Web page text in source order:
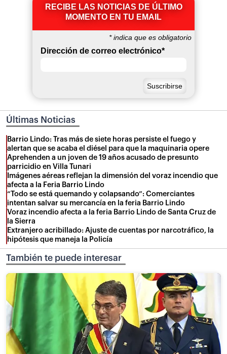
RECIBE LAS NOTICIAS DE ÚLTIMO
MOMENTO EN TU EMAIL
*indica que es obligatorio
Dirección de correo electrónico*
Últimas Noticias
Barrio Lindo: Tras más de siete horas persiste el fuego y
alertan que se acaba el diésel para que la maquinaria opere
Aprehenden a un joven de 19 años acusado de presunto
parricidio en Villa Tunari
Imágenes aéreas reflejan la dimensión del voraz incendio que
afecta a la Feria Barrio Lindo
“Todo se está quemando y colapsando”: Comerciantes
intentan salvar su mercancía en la feria Barrio Lindo
Voraz incendio afecta a la feria Barrio Lindo de Santa Cruz de
la Sierra
Extranjero acribillado: Ajuste de cuentas por narcotráfico, la
hipótesis que maneja la Policía
También te puede interesar